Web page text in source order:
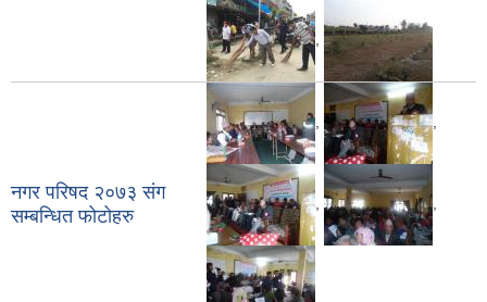
,
नगर परिषद २०७३ संग
सम्बन्धित फोटोहरु
, ,
, ,